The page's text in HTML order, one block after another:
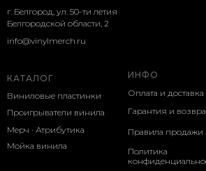
г. Белгород, ул. 50-ти летия
Белгородской области, 2
КАТАЛОГ
Виниловые пластинки
ИНФО
Оплата и доставка
Проигрыватели винила
Мерч · Атрибутика
Мойка винила
Гарантия и
Политика
Правила продажи
info@vinylmerch.ru